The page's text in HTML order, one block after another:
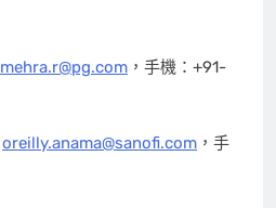
mehra.r@pg.com ，手機：+91-
oreilly.anama@sanofi.com ，手